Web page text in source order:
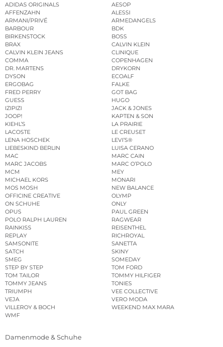
ADIDAS ORIGINALS
AESOP
AFFENZAHN
ALESSI
ARMANI/PRIVÉ
ARMEDANGELS
BARBOUR
BDK
BIRKENSTOCK
BOSS
BRAX
CALVIN KLEIN
CALVIN KLEIN JEANS
CLINIQUE
COMMA
COPENHAGEN
DR. MARTENS
DRYKORN
DYSON
ECOALF
ERGOBAG
FALKE
FRED PERRY
GOT BAG
GUESS
HUGO
IZIPIZI
JACK & JONES
JOOP!
KAPTEN & SON
KIEHL’S
LA PRAIRIE
LACOSTE
LE CREUSET
LENA HOSCHEK
LEVI’S®
LIEBESKIND BERLIN
LUISA CERANO
MAC
MARC CAIN
MARC JACOBS
MARC O’POLO
MCM
MEY
MICHAEL KORS
MONARI
MOS MOSH
NEW BALANCE
OFFICINE CREATIVE
OLYMP
ON SCHUHE
ONLY
OPUS
PAUL GREEN
POLO RALPH LAUREN
RAGWEAR
RAINKISS
REISENTHEL
REPLAY
RICHROYAL
SAMSONITE
SANETTA
SATCH
SKINY
SMEG
SOMEDAY
STEP BY STEP
TOM FORD
TOM TAILOR
TOMMY HILFIGER
TOMMY JEANS
TONIES
TRIUMPH
VEE COLLECTIVE
VEJA
VERO MODA
VILLEROY & BOCH
WEEKEND MAX MARA
WMF
Damenmode & Schuhe